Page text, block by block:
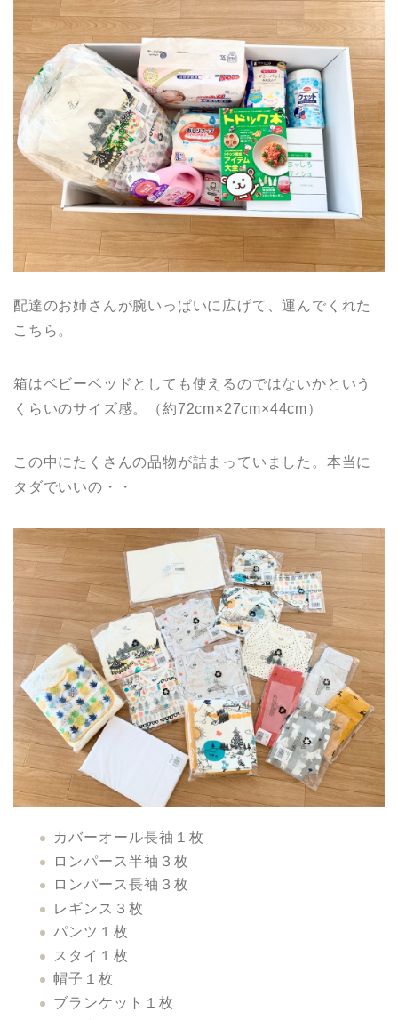
配達のお姉さんが腕いっぱいに広げて、運んでくれた
こちら。
箱はベビーベッドとしても使えるのではないかという
くらいのサイズ感。（約72cm×27cm×44cm）
この中にたくさんの品物が詰まっていました。本当に
タダでいいの・・
カバーオール長袖１枚
ロンパース半袖３枚
ロンパース長袖３枚
レギンス３枚
パンツ１枚
スタイ１枚
帽子１枚
ブランケット１枚